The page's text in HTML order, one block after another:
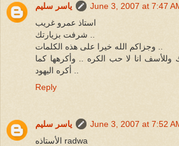
ياسر سليم
June 3, 2007 at 7:47
استاذ عمرو غريب
وللأسف انا لا حب الكره .. وأكرهها كما
Reply
ياسر سليم
June 3, 2007 at 7:52
الأستاذه radwa